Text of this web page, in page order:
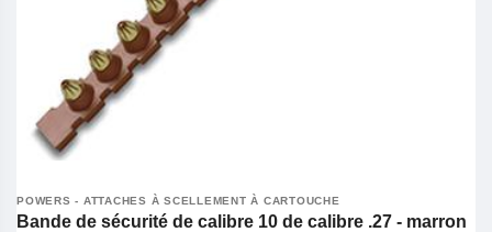
POWERS - ATTACHES À SCELLEMENT À CARTOUCHE
Bande de sécurité de calibre 10 de calibre .27 - marron